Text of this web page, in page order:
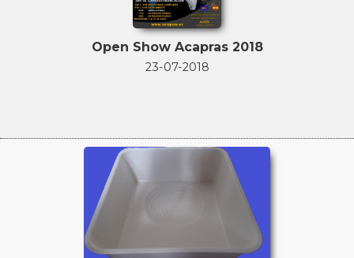
Open Show Acapras 2018
23-07-2018